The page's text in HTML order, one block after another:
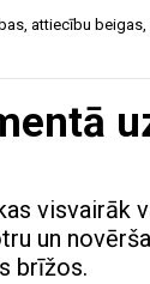
attiecību beigas
visvairāk
un
brīžos.